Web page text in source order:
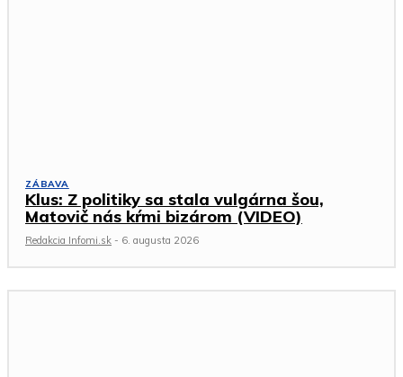
ZÁBAVA
Klus: Z politiky sa stala vulgárna šou,
Matovič nás kŕmi bizárom (VIDEO)
Redakcia Infomi.sk - 6. augusta 2026